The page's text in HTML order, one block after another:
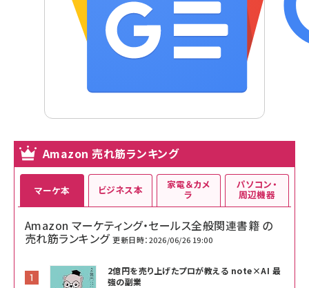
Amazon 売れ筋ランキング
マーケ本
Amazon マーケティング・セールス全般関連書籍 の
売れ筋ランキング 更新日時：2026/06/26 19:00
2億円を売り上げたプロが教える note×AI 最
強の副業
ビジネス本 家電＆カメ
ラ
パソコン・
周辺機器